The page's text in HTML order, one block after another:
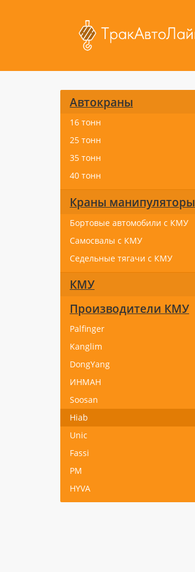
Автокраны
16 тонн
25 тонн
35 тонн
40 тонн
Краны манипуляторы
Бортовые автомобили с КМУ
Самосвалы с КМУ
Седельные тягачи с КМУ
КМУ
Производители КМУ
Palfinger
Kanglim
DongYang
ИНМАН
Soosan
Hiab
Unic
Fassi
PM
HYVA